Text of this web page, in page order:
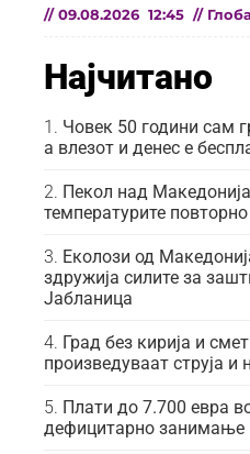
// 09.08.2026 12:45 //
Најчитано
Човек 50 години сам
а влезот и денес е
Пекол над
температурите
Еколози од
здружија силите за
Јабланица
Град без кирија и
произведуваат струја и
Плати до 7.700 евра
дефицитарно занимање